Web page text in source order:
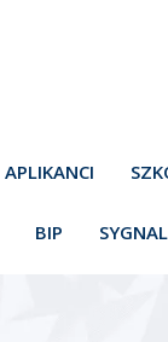
APLIKANCI
BIP